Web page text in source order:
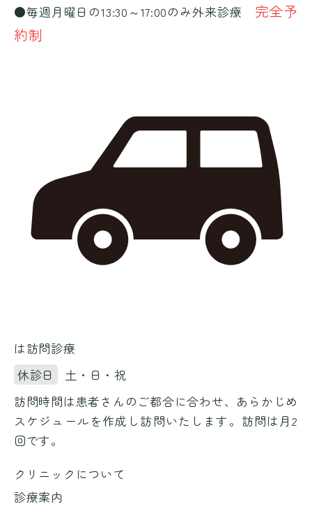
●毎週月曜日の13:30～17:00のみ外来診療 完全予
約制
は訪問診療
休診日
土・日・祝
訪問時間は患者さんのご都合に合わせ、あらかじめ
スケジュールを作成し訪問いたします。訪問は月2
回です。
クリニックについて
診療案内